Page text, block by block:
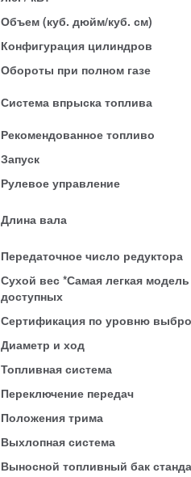
Объем (куб. дюйм/куб. см)
Конфигурация цилиндров
Обороты при полном газе
Система впрыска топлива
Рекомендованное топливо
Запуск
Рулевое управление
Длина вала
Передаточное число редуктора
Сухой вес *Самая легкая
доступных
Сертификация по уровню
Диаметр и ход
Топливная система
Переключение передач
Положения трима
Выхлопная система
Выносной топливный бак